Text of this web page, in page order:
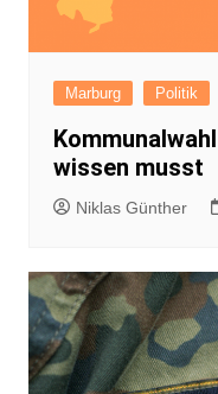
Marburg Politik
wissen musst
Niklas Günther